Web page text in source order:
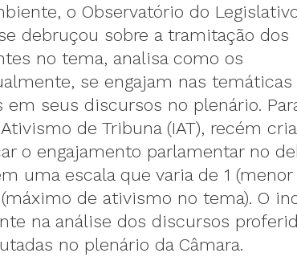
o Observatório do
debruçou sobre a tramitação dos
no tema, analisa como os
se engajam nas temáticas
seus discursos no plenário.
de Tribuna (IAT), recém
o engajamento parlamentar no
uma escala que varia de 1 (menor
de ativismo no tema). O
na análise dos discursos
no plenário da Câmara.